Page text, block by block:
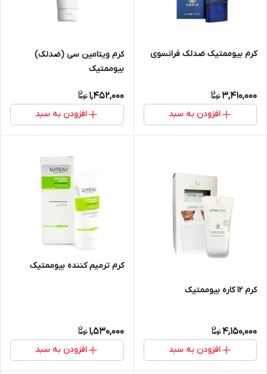
کرم بیوممتیک ضدلک فرانسوی
3,410,000
افزودن به سبد
کرم ویتامین سی (ضدلک)
بیوممتیک
1,452,000
افزودن به سبد
کرم ۱۲ کاره بیوممتیک
4,150,000
افزودن به سبد
کرم ترمیم کننده بیوممتیک
1,530,000
افزودن به سبد